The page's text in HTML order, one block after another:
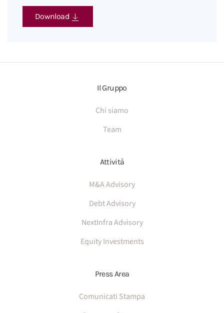
Download
Il Gruppo
Chi siamo
Team
Attività
M&A Advisory
Debt Advisory
NextInfra Advisory
Equity Investments
Press Area
Comunicati Stampa